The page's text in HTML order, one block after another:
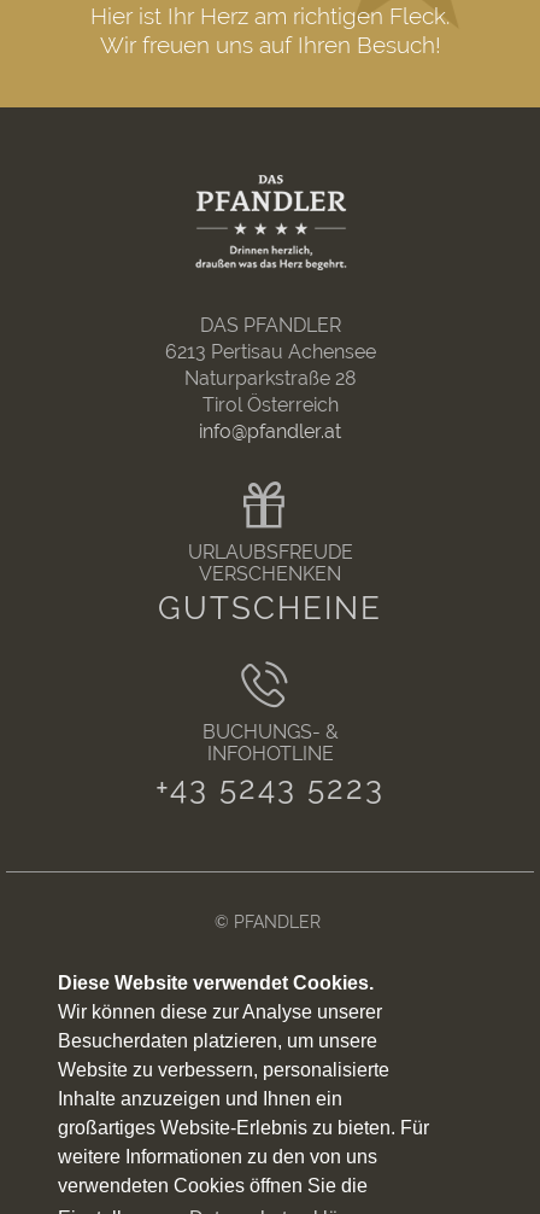
Diese Website verwendet Cookies.
Wir können diese zur Analyse unserer
Besucherdaten platzieren, um unsere
Website zu verbessern, personalisierte
Inhalte anzuzeigen und Ihnen ein
großartiges Website-Erlebnis zu bieten. Für
weitere Informationen zu den von uns
verwendeten Cookies öffnen Sie die
Hier ist Ihr Herz am richtigen Fleck.
Wir freuen uns auf Ihren Besuch!
DAS PFANDLER
6213 Pertisau Achensee
Naturparkstraße 28
Tirol Österreich
info@pfandler.at
URLAUBSFREUDE
VERSCHENKEN
GUTSCHEINE
BUCHUNGS- &
INFOHOTLINE
+43 5243 5223
© PFANDLER
IMPRESSUM
DATENSCHUTZERKLÄRUNG
WETTER
SITEMAP
ANREISE